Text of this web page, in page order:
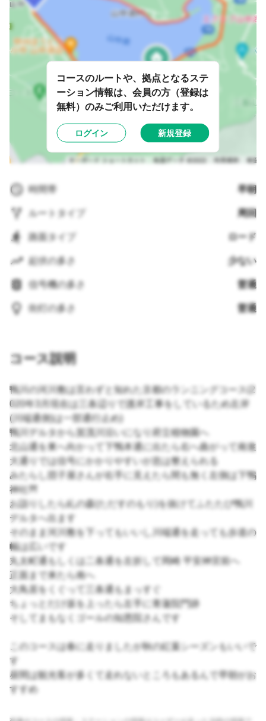
時間帯 早朝
ルートタイプ 周回
路面タイプ ロード
起伏の多さ 少ない
信号機の多さ 普通
街灯の多さ 普通
コース説明
鴨川の河川敷は言わずと知れた京都のランニングコース(2
020年3月現在は三条辺りで護岸工事をしているため左岸
(川端通側)は一部通行止め)
鴨川デルタから賀茂川沿いになり府立植物園へ
北山通を東へ向かって下鴨本通に出たら右へ曲がって南進
大通りでは信号にかかりやすいが息は整えられる
みたらし団子屋さんが右手に見えたら間も無く左側は下鴨
神社⛩
お詣りしたら糺の森(ただすのもり)を抜けてふたたび鴨川
デルタへ出ます
そのまま河川敷を下ってもいいし川端通を走っても歩道の
幅は広いです
丸太町通もしくは二条通を左折して岡崎 平安神宮前へ
正面まで来たら南へ
大鳥居をくぐって三条通もまっすぐ
ちょっとだけ坂を上ったら左手に青蓮院門跡
そしてまもなくゴールの知恩院さんです
このコースは春に走りましたが秋の紅葉シーズンもいいで
す
昼間は観光客が多くて走れないところもあるんで早朝がお
すすめ
コースのルートや、拠点となるステ
ーション情報は、会員の方（登録は
無料）のみご利用いただけます。
ログイン 新規登録